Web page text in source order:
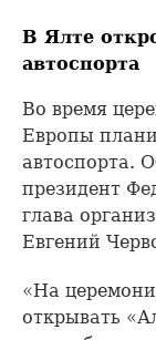
В Ялте
автоспорта
Во время
Европы
автоспорта.
президент
глава
Евгений
«На
открывать